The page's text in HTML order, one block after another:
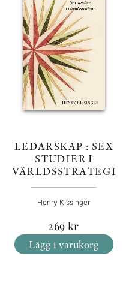
LEDARSKAP : SEX
STUDIER I
VÄRLDSSTRATEGI
Henry Kissinger
269 kr
Lägg i varukorg